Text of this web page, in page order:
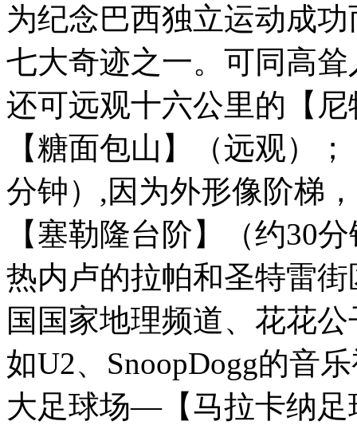
为纪念巴西独立运动成
七大奇迹之一。可同高
还可远观十六公里的【
【糖面包山】（远观）
分钟）,因为外形像阶梯
【塞勒隆台阶】（约30
热内卢的拉帕和圣特雷
国国家地理频道、花花
如U2、SnoopDogg的音
大足球场—【马拉卡纳足